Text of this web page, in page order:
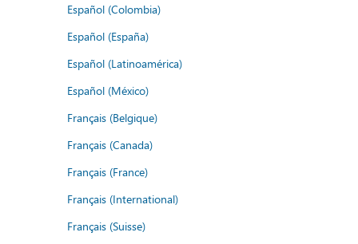
Español (Colombia)
Español (España)
Español (Latinoamérica)
Español (México)
Français (Belgique)
Français (Canada)
Français (France)
Français (International)
Français (Suisse)